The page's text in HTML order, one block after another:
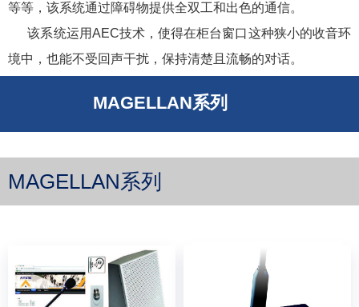
等等，该系统通过障碍物提供全双工和出色的通信。
该系统运用AEC技术，使得在柜台窗口这种狭小的收音环
境中，也能不受回声干扰，保持清楚且流畅的对话。
MAGELLAN系列
MAGELLAN系列